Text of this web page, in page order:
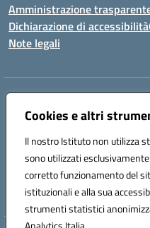
Cookies e altri
Il nostro Istituto non utilizza
sono utilizzati
corretto funzionamento del
istituzionali e alla sua
strumenti statistici
Amministrazione
Dichiarazione di accessibilità
Note legali
Indirizzo:
Centralino:09231872080
Codice fiscale: 80006340816
Codice meccanografico:
Codice unico di fatturazione (CUF):